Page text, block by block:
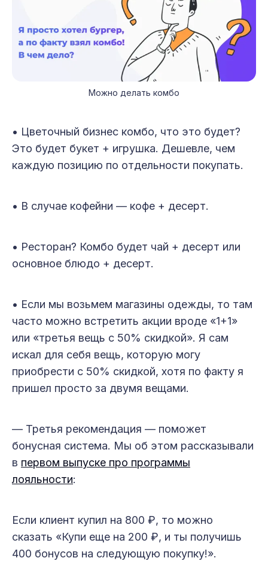
Можно делать комбо
• Цветочный бизнес комбо, что это будет?
Это будет букет + игрушка. Дешевле, чем
каждую позицию по отдельности покупать.
• В случае кофейни — кофе + десерт.
• Ресторан? Комбо будет чай + десерт или
основное блюдо + десерт.
• Если мы возьмем магазины одежды, то там
часто можно встретить акции вроде «1+1»
или «третья вещь с 50% скидкой». Я сам
искал для себя вещь, которую могу
приобрести с 50% скидкой, хотя по факту я
пришел просто за двумя вещами.
— Третья рекомендация — поможет
бонусная система. Мы об этом рассказывали
в первом выпуске про программы
лояльности:
Если клиент купил на 800 ₽, то можно
сказать «Купи еще на 200 ₽, и ты получишь
400 бонусов на следующую покупку!».